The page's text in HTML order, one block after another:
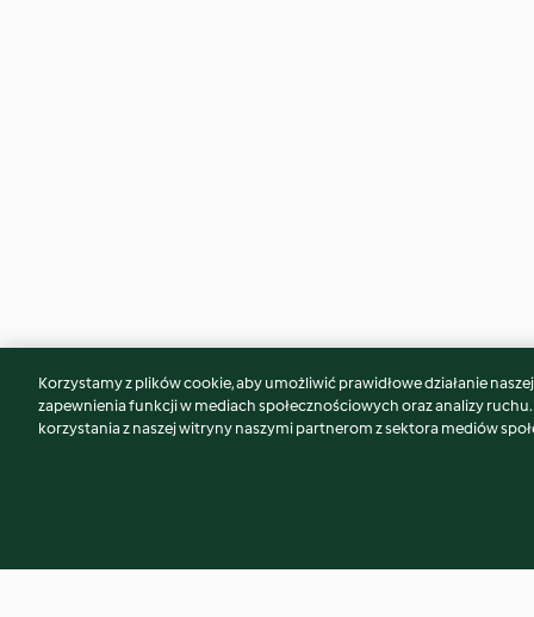
Może spodoba Ci się również...
Korzystamy z plików cookie, aby umożliwić prawidłowe działanie
zapewnienia funkcji w mediach społecznościowych oraz analizy
korzystania z naszej witryny naszymi partnerom z sektora mediów